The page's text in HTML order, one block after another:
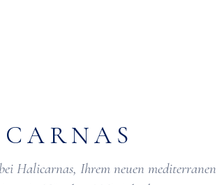
Halicarnas, Ihrem neuen mediterranen